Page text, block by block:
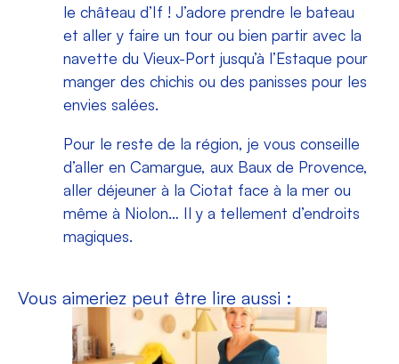
le château d’If ! J’adore prendre le bateau
et aller y faire un tour ou bien partir avec la
navette du Vieux-Port jusqu’à l’Estaque pour
manger des chichis ou des panisses pour les
envies salées.
Pour le reste de la région, je vous conseille
d’aller en Camargue, aux Baux de Provence,
aller déjeuner à la Ciotat face à la mer ou
même à Niolon… Il y a tellement d’endroits
magiques.
Vous aimeriez peut être lire aussi :